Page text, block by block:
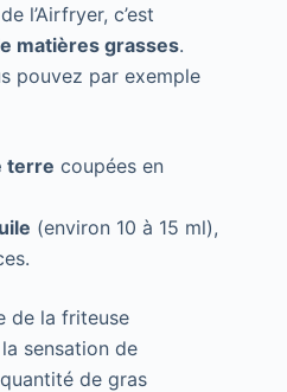
l’Airfryer, c’est
matières grasses.
pouvez par exemple
terre coupées en
(environ 10 à 15 ml),
de la friteuse
sensation de
de gras